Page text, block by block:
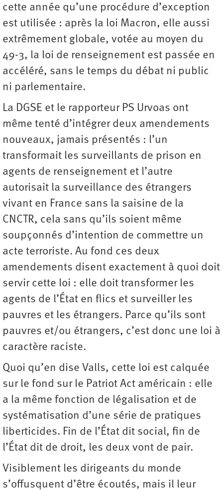
cette année qu’une procédure d’exception
est utilisée : après la loi Macron, elle aussi
extrêmement globale, votée au moyen du
49-3, la loi de renseignement est passée en
accéléré, sans le temps du débat ni public
ni parlementaire.
La DGSE et le rapporteur PS Urvoas ont
même tenté d’intégrer deux amendements
nouveaux, jamais présentés : l’un
transformait les surveillants de prison en
agents de renseignement et l’autre
autorisait la surveillance des étrangers
vivant en France sans la saisine de la
CNCTR, cela sans qu’ils soient même
soupçonnés d’intention de commettre un
acte terroriste. Au fond ces deux
amendements disent exactement à quoi doit
servir cette loi : elle doit transformer les
agents de l’État en flics et surveiller les
pauvres et les étrangers. Parce qu’ils sont
pauvres et/ou étrangers, c’est donc une loi à
caractère raciste.
Quoi qu’en dise Valls, cette loi est calquée
sur le fond sur le Patriot Act américain : elle
a la même fonction de légalisation et de
systématisation d’une série de pratiques
liberticides. Fin de l’État dit social, fin de
l’État dit de droit, les deux vont de pair.
Visiblement les dirigeants du monde
s’offusquent d’être écoutés, mais il leur